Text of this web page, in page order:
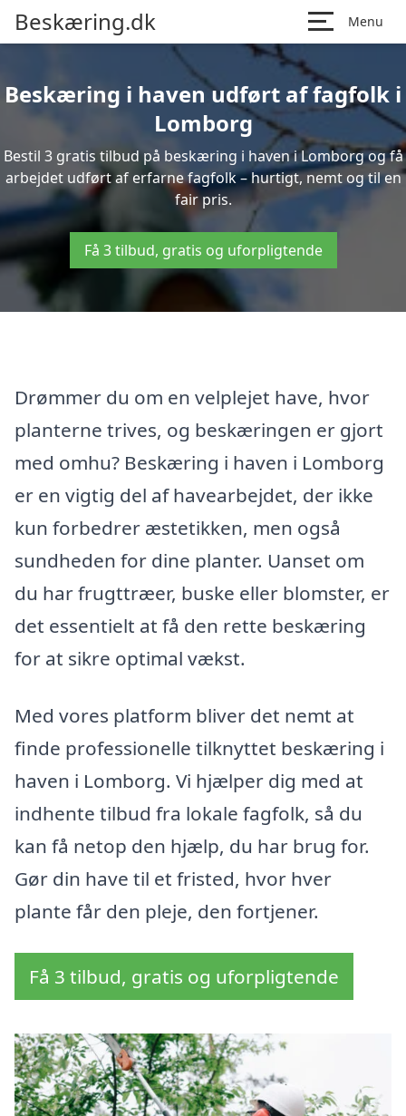
Beskæring.dk Menu
Beskæring i haven udført af fagfolk i
Lomborg
Bestil 3 gratis tilbud på beskæring i haven i Lomborg og få
arbejdet udført af erfarne fagfolk – hurtigt, nemt og til en
fair pris.
Få 3 tilbud, gratis og uforpligtende
Drømmer du om en velplejet have, hvor
planterne trives, og beskæringen er gjort
med omhu? Beskæring i haven i Lomborg
er en vigtig del af havearbejdet, der ikke
kun forbedrer æstetikken, men også
sundheden for dine planter. Uanset om
du har frugttræer, buske eller blomster, er
det essentielt at få den rette beskæring
for at sikre optimal vækst.
Med vores platform bliver det nemt at
finde professionelle tilknyttet beskæring i
haven i Lomborg. Vi hjælper dig med at
indhente tilbud fra lokale fagfolk, så du
kan få netop den hjælp, du har brug for.
Gør din have til et fristed, hvor hver
plante får den pleje, den fortjener.
Få 3 tilbud, gratis og uforpligtende